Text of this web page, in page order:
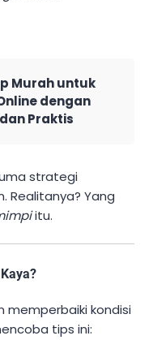
Murah untuk
dengan
Praktis
strategi
Realitanya? Yang
itu.
memperbaiki kondisi
tips ini: